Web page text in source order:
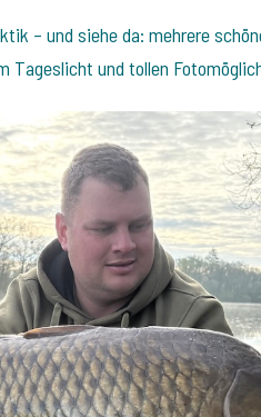
– und siehe da: mehrere
Tageslicht und tollen